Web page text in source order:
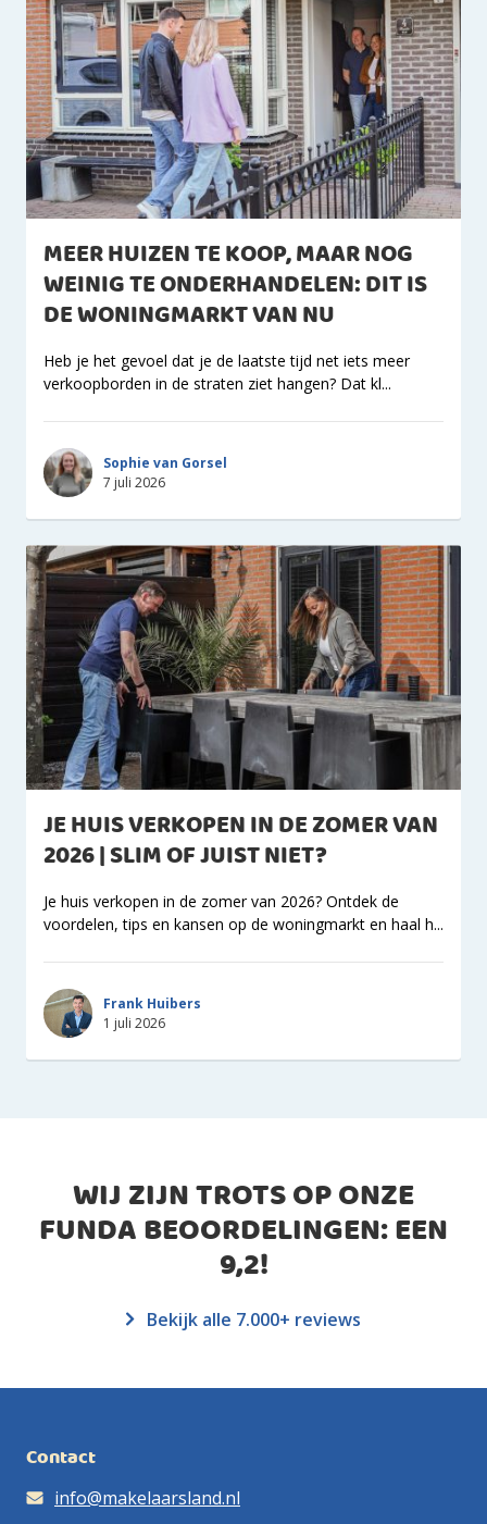
MEER HUIZEN TE KOOP, MAAR NOG
WEINIG TE ONDERHANDELEN: DIT IS
DE WONINGMARKT VAN NU
Heb je het gevoel dat je de laatste tijd net iets meer
verkoopborden in de straten ziet hangen? Dat kl...
Sophie van Gorsel
7 juli 2026
JE HUIS VERKOPEN IN DE ZOMER VAN
2026 | SLIM OF JUIST NIET?
Je huis verkopen in de zomer van 2026? Ontdek de
voordelen, tips en kansen op de woningmarkt en haal h...
Frank Huibers
1 juli 2026
WIJ ZIJN TROTS OP ONZE
FUNDA BEOORDELINGEN: EEN
9,2!
Bekijk alle 7.000+ reviews
Contact
info@makelaarsland.nl